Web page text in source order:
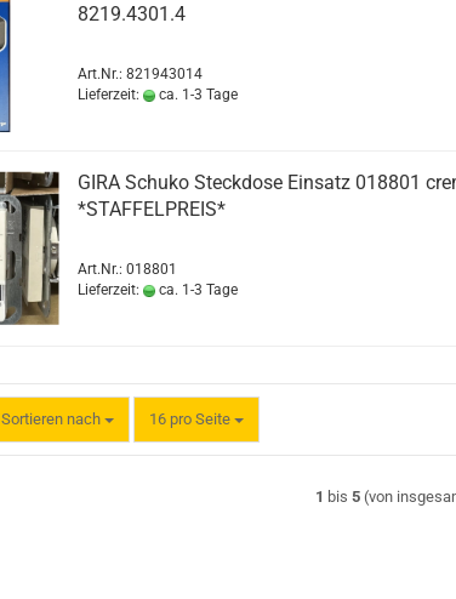
8219.4301.4
Art.Nr.: 821943014
Lieferzeit:
ca. 1-3 Tage
GIRA Schuko Steckdose Einsatz 018801
*STAFFELPREIS*
Art.Nr.: 018801
Lieferzeit:
ca. 1-3 Tage
Sortieren nach
Sortieren nach 16 pro Seite
pro Seite
1 bis5 (von